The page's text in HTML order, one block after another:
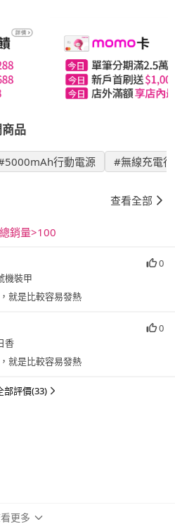
品
行動電源 #無線充電
查看全部
總銷量>100
0
機裝甲
就是比較容易發熱
0
香
就是比較容易發熱
部評價(33)
更多